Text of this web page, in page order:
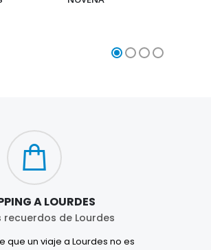
A LOURDES
recuerdos de Lourdes
que un viaje a Lourdes no es